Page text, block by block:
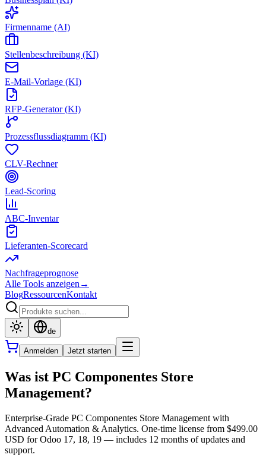
Firmenname (AI)
Stellenbeschreibung (KI)
E-Mail-Vorlage (KI)
RFP-Generator (KI)
Prozessflussdiagramm (KI)
CLV-Rechner
Lead-Scoring
ABC-Inventar
Lieferanten-Scorecard
Nachfrageprognose
Alle Tools anzeigen →
BlogRessourcenKontakt
de
Anmelden Jetzt starten
Was ist PC Componentes Store
Management?
Enterprise-Grade PC Componentes Store Management with
Advanced Automation & Analytics. One-time license from $499.00
USD for Odoo 17, 18, 19 — includes 12 months of updates and
support.